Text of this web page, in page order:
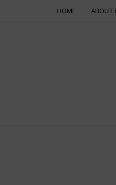
HOME ABOUT